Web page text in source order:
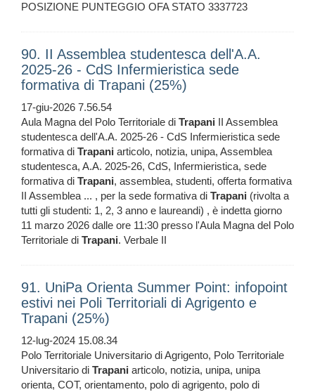
POSIZIONE PUNTEGGIO OFA STATO 3337723
90. II Assemblea studentesca dell'A.A.
2025-26 - CdS Infermieristica sede
formativa di Trapani (25%)
17-giu-2026 7.56.54
Aula Magna del Polo Territoriale di Trapani II Assemblea
studentesca dell'A.A. 2025-26 - CdS Infermieristica sede
formativa di Trapani articolo, notizia, unipa, Assemblea
studentesca, A.A. 2025-26, CdS, Infermieristica, sede
formativa di Trapani, assemblea, studenti, offerta formativa
II Assemblea ... , per la sede formativa di Trapani (rivolta a
tutti gli studenti: 1, 2, 3 anno e laureandi) , è indetta giorno
11 marzo 2026 dalle ore 11:30 presso l'Aula Magna del Polo
Territoriale di Trapani. Verbale II
91. UniPa Orienta Summer Point: infopoint
estivi nei Poli Territoriali di Agrigento e
Trapani (25%)
12-lug-2024 15.08.34
Polo Territoriale Universitario di Agrigento, Polo Territoriale
Universitario di Trapani articolo, notizia, unipa, unipa
orienta, COT, orientamento, polo di agrigento, polo di